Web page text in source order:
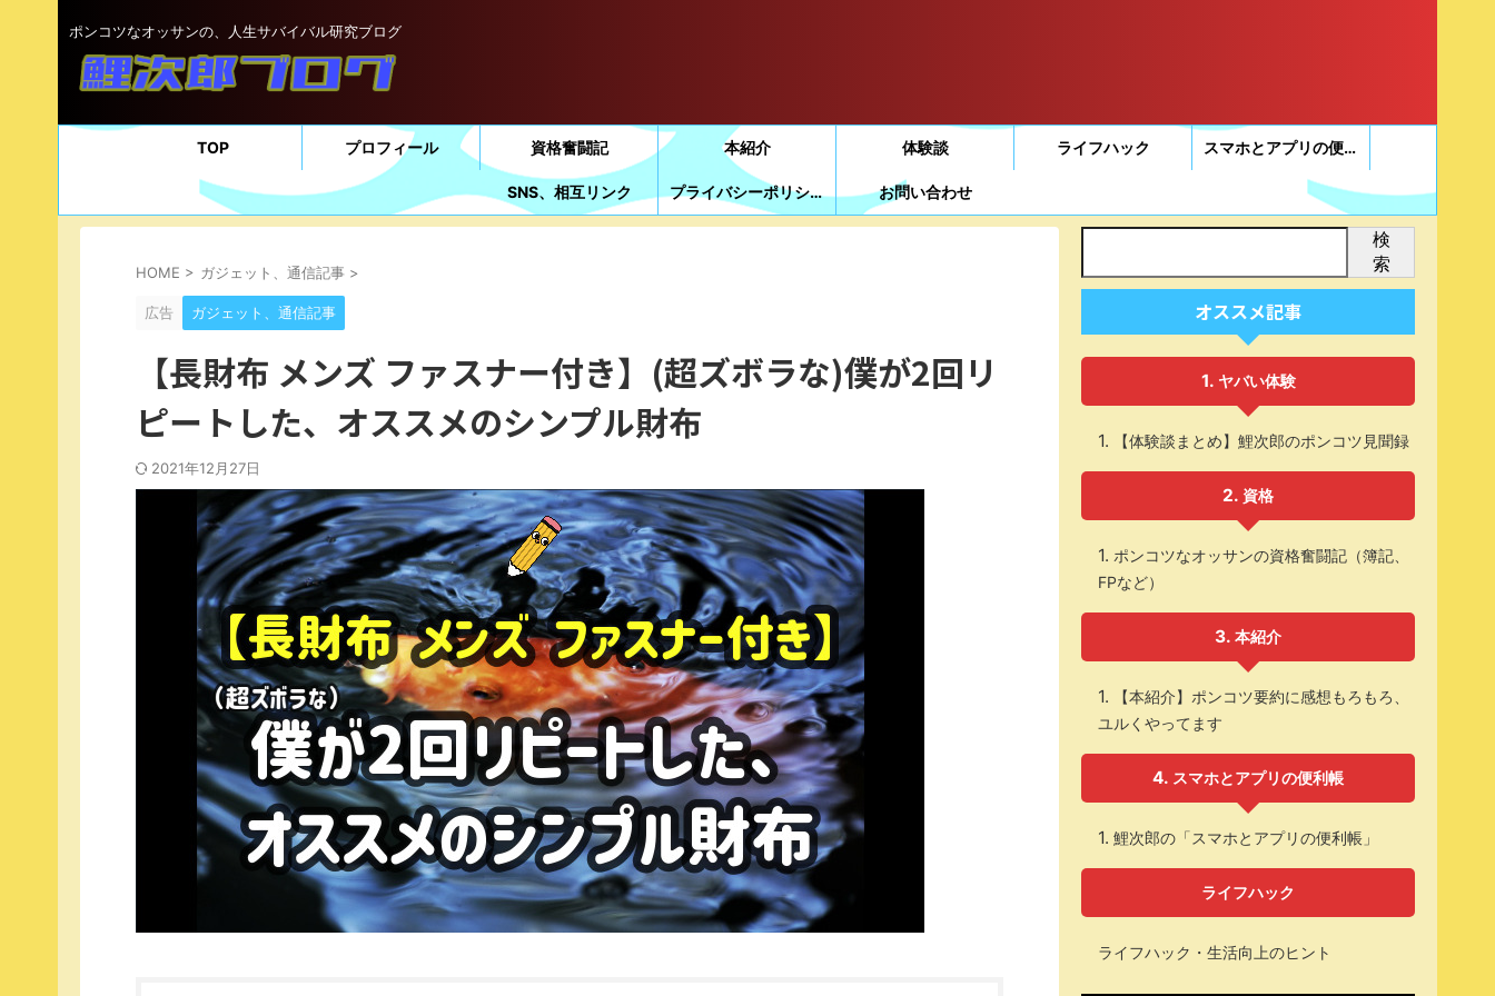
ポンコツなオッサンの、人生サバイバル研究ブログ
TOP プロフィール 資格奮闘記 本紹介 体験談 ライフハック スマホとアプリの便利帳
SNS、相互リンク プライバシーポリシー お問い合わせ
HOME > ガジェット、通信記事 >
広告 ガジェット、通信記事
【長財布 メンズ ファスナー付き】(超ズボラな)僕が2回リ
ピートした、オススメのシンプル財布
2021年12月27日
検
索
オススメ記事
ヤバい体験
【体験談まとめ】鯉次郎のポンコツ見聞録
資格
ポンコツなオッサンの資格奮闘記（簿記、
FPなど）
本紹介
【本紹介】ポンコツ要約に感想もろもろ、
ユルくやってます
スマホとアプリの便利帳
鯉次郎の「スマホとアプリの便利帳」
ライフハック
ライフハック・生活向上のヒント